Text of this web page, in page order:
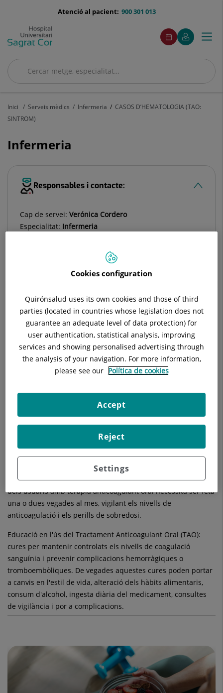
menu-
900 301 013
Atenció al pacient:
Cercar
Cercar
menuAcceso
Demaneu
cita
Aquest
enllaç
s'obrirà
una
El
meu
Aquest
enllaç
s'obrirà
una
finestra
Menú
Inici Serveis mèdics Infermeria
CASOS D’HEMATOLOGIA (TAO:
SINTROM)
Infermeria
Responsables i contacte:
Cap de servei: Verónica Cordero
Especialitat: Infermeria
La consulta d'infermeria té avantatges per a l'usuari com la
major freqüència de test, amb menor risc d'hemorràgies i les
seves conseqüències, major independència i amb resultats
tan fiables com el mètode de laboratori.
Determinació de la dosi terapèutica adequada: el monitoratge
dels usuaris amb teràpia anticoagulant oral necessita ser feta
una o dues vegades al mes, vigilant els nivells de
anticoagulació i els perills de sobredosi.
Educació en l'ús del Tractament Anticoagulant Oral (TAO):
cures per mantenir controlats els nivells de coagulació
sanguínia i prevenir complicacions hemorràgiques o
tromboembòliques. De vegades aquestes cures poden portar
a canvis en l'estil de vida, alteració dels hàbits alimentaris,
consum d'alcohol, ingesta diària del medicament, consultes
de vigilància i por a complicacions.
Cookies configuration
Quirónsalud uses its own cookies and those of third
parties (located in countries whose legislation does not
guarantee an adequate level of data protection) for
user authentication, statistical analysis, improving
services and showing personalised advertising through
the analysis of your navigation. For more information,
please see our Política de cookies
Settings
Reject
Accept